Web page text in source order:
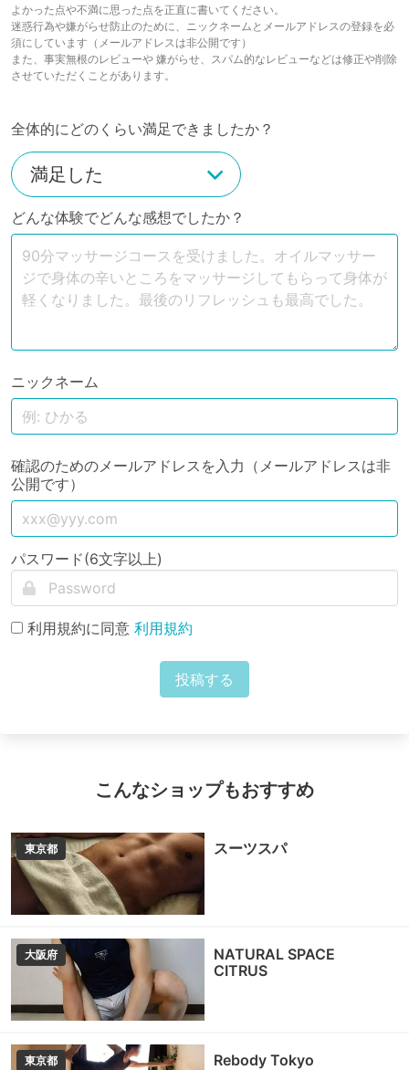
よかった点や不満に思った点を正直に書いてください。
迷惑行為や嫌がらせ防止のために、ニックネームとメールアドレスの登録を必
須にしています（メールアドレスは非公開です）
また、事実無根のレビューや 嫌がらせ、スパム的なレビューなどは修正や削除
させていただくことがあります。
全体的にどのくらい満足できましたか？
どんな体験でどんな感想でしたか？
ニックネーム
確認のためのメールアドレスを入力（メールアドレスは非
公開です）
パスワード(6文字以上)
利用規約に同意 利用規約
投稿する
こんなショップもおすすめ
東京都 スーツスパ
大阪府
NATURAL SPACE
CITRUS
東京都 Rebody Tokyo